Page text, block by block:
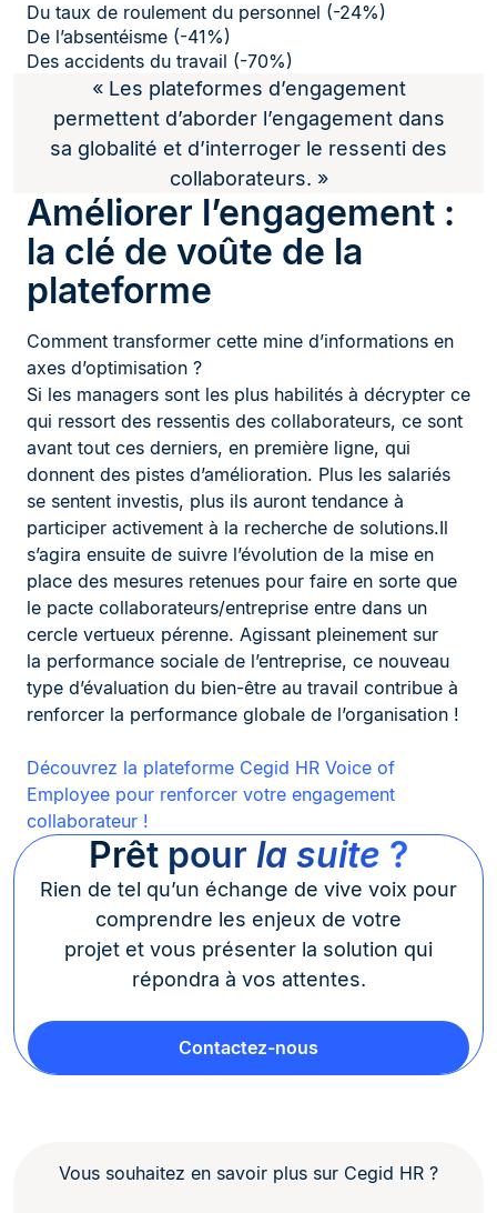
Du taux de roulement du personnel (-24%)
De l’absentéisme (-41%)
Des accidents du travail (-70%)
« Les plateformes d’engagement
permettent d’aborder l’engagement dans
sa globalité et d’interroger le ressenti des
collaborateurs. »
Améliorer l’engagement :
la clé de voûte de la
plateforme
Comment transformer cette mine d’informations en
axes d’optimisation ?
Si les managers sont les plus habilités à décrypter ce
qui ressort des ressentis des collaborateurs, ce sont
avant tout ces derniers, en première ligne, qui
donnent des pistes d’amélioration. Plus les salariés
se sentent investis, plus ils auront tendance à
participer activement à la recherche de solutions.Il
s’agira ensuite de suivre l’évolution de la mise en
place des mesures retenues pour faire en sorte que
le pacte collaborateurs/entreprise entre dans un
cercle vertueux pérenne. Agissant pleinement sur
la performance sociale de l’entreprise, ce nouveau
type d’évaluation du bien-être au travail contribue à
renforcer la performance globale de l’organisation !
Découvrez la plateforme Cegid HR Voice of
Employee pour renforcer votre engagement
collaborateur !
Prêt pour la suite ?
Rien de tel qu’un échange de vive voix pour
comprendre les enjeux de votre
projet et vous présenter la solution qui
répondra à vos attentes.
Contactez-nous
Vous souhaitez en savoir plus sur Cegid HR ?